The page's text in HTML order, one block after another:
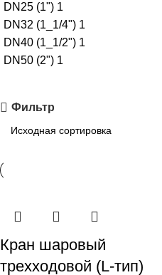
DN25 (1") 1
DN32 (1_1/4") 1
DN40 (1_1/2") 1
DN50 (2") 1
Фильтр
Кран шаровый
трехходовой (L-тип)